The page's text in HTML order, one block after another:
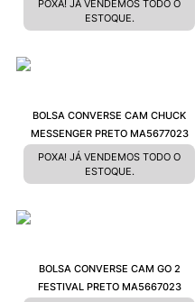
POXA! JÁ VENDEMOS TODO O
ESTOQUE.
BOLSA CONVERSE CAM CHUCK
MESSENGER PRETO MA5677023
POXA! JÁ VENDEMOS TODO O
ESTOQUE.
BOLSA CONVERSE CAM GO 2
FESTIVAL PRETO MA5667023